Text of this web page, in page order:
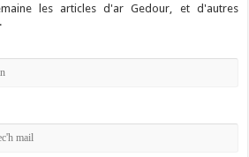
les articles d'ar Gedour, et d'autres